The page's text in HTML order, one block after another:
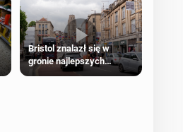
Bristol znalazł się w
gronie najlepszych
kierunków podróży na